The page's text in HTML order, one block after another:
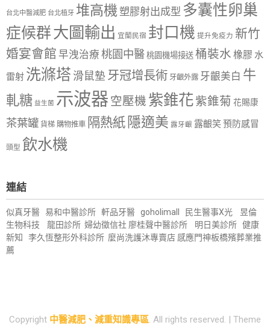
台北中醫減肥 台北植牙 堆高機塑膠射出成型 多囊性卵巢
症候群大圖輸出 宜蘭民宿 封口機 提升免疫力 新竹
婚宴會館 早洩治療 桃園中醫 桃園機場接送 桶裝水 橡膠 水
雷射 洗滌塔 滑鼠墊 牙冠增長術 牙齦外露 牙齦美白 牛
軋糖 益生菌 示波器 空壓機 紫錐花紫錐菊 花賜康
茶葉罐 貨梯 購物推車 隔熱紙 隱適美 露牙齦 露齦笑預防感冒
頭型 飲水機
連結
似真牙醫 易和中醫診所 軒品牙醫 goholimall 民生醫事X光
昱倫
生物科技
龍田診所 婦幼徵信社 廖桂聲中醫診所 明日美診所 健康
新知
李久恆整形外科診所 麼尚洗護沐專賣店 感應門神板橋殯葬業推
薦
Copyright 中醫減肥、減重知識專區 . All rights reserved. | Theme